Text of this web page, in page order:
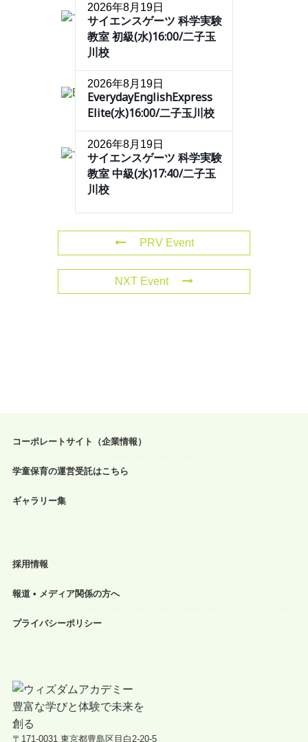
2026年8月19日
サイエンスゲーツ 科学実験
教室 初級(水)16:00/二子玉
川校
2026年8月19日
EverydayEnglishExpress
Elite(水)16:00/二子玉川校
2026年8月19日
サイエンスゲーツ 科学実験
教室 中級(水)17:40/二子玉
川校
PRV Event
NXT Event
コーポレートサイト（企業情報）
学童保育の運営受託はこちら
ギャラリー集
採用情報
報道 • メディア関係の方へ
プライバシーポリシー
〒171-0031 東京都豊島区目白2-20-5